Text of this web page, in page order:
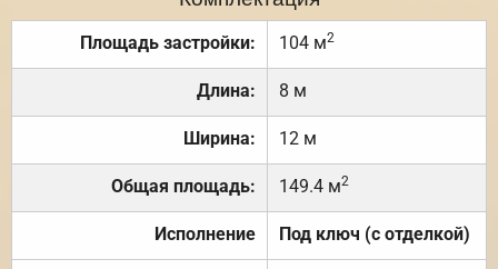
Площадь застройки: 104 м2
Длина: 8 м
Ширина: 12 м
Общая площадь: 149.4 м2
Исполнение Под ключ (с отделкой)